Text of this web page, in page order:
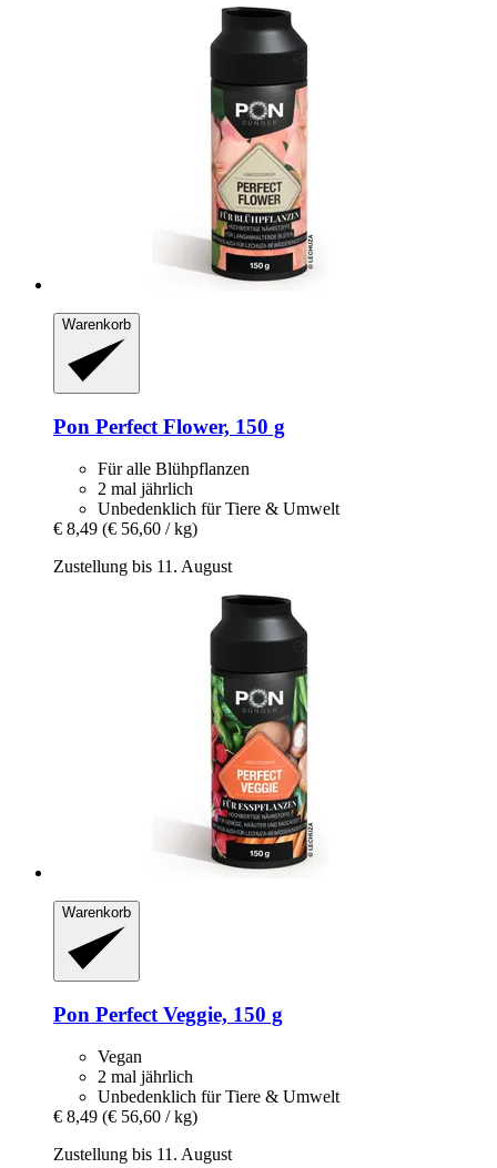
Warenkorb
Pon Perfect Flower, 150 g
Für alle Blühpflanzen
2 mal jährlich
Unbedenklich für Tiere & Umwelt
€ 8,49 (€ 56,60 / kg)
Zustellung bis 11. August
Warenkorb
Pon Perfect Veggie, 150 g
Vegan
2 mal jährlich
Unbedenklich für Tiere & Umwelt
€ 8,49 (€ 56,60 / kg)
Zustellung bis 11. August